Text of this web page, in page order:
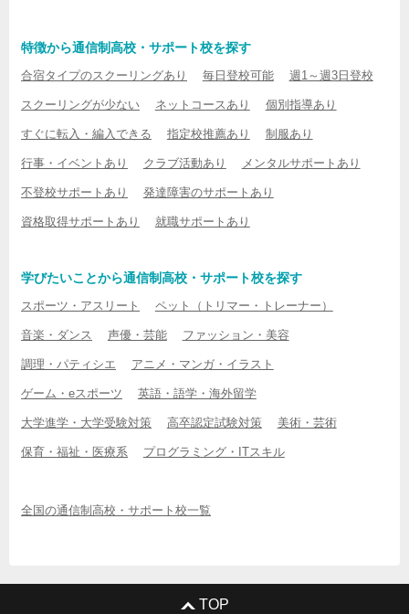
特徴から通信制高校・サポート校を探す
合宿タイプのスクーリングあり 毎日登校可能 週1～週3日登校
スクーリングが少ない ネットコースあり 個別指導あり
すぐに転入・編入できる 指定校推薦あり 制服あり
行事・イベントあり クラブ活動あり メンタルサポートあり
不登校サポートあり 発達障害のサポートあり
資格取得サポートあり 就職サポートあり
学びたいことから通信制高校・サポート校を探す
スポーツ・アスリート ペット（トリマー・トレーナー）
音楽・ダンス 声優・芸能 ファッション・美容
調理・パティシエ アニメ・マンガ・イラスト
ゲーム・eスポーツ 英語・語学・海外留学
大学進学・大学受験対策 高卒認定試験対策 美術・芸術
保育・福祉・医療系 プログラミング・ITスキル
全国の通信制高校・サポート校一覧
TOP